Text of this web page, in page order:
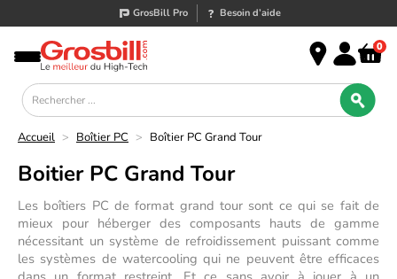
GrosBill Pro Besoin d’aide
0
Accueil > Boîtier PC > Boîtier PC Grand Tour
Boitier PC Grand Tour
Les boîtiers PC de format grand tour sont ce qui se fait de
mieux pour héberger des composants hauts de gamme
nécessitant un système de refroidissement puissant comme
les systèmes de watercooling qui ne peuvent être efficaces